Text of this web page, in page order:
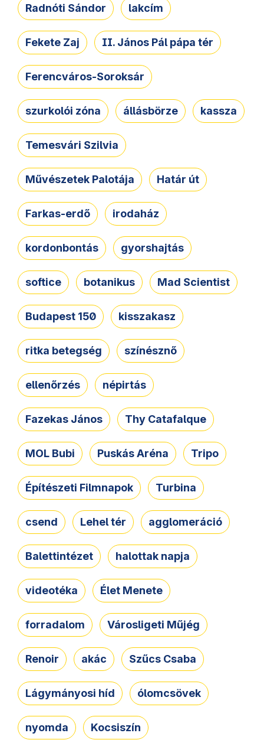
Radnóti Sándor lakcím
Fekete Zaj II. János Pál pápa tér
Ferencváros-Soroksár
szurkolói zóna állásbörze kassza
Temesvári Szilvia
Művészetek Palotája Határ út
Farkas-erdő irodaház
kordonbontás gyorshajtás
softice botanikus Mad Scientist
Budapest 150 kisszakasz
ritka betegség színésznő
ellenőrzés népirtás
Fazekas János Thy Catafalque
MOL Bubi Puskás Aréna Tripo
Építészeti Filmnapok Turbina
csend Lehel tér agglomeráció
Balettintézet halottak napja
videotéka Élet Menete
forradalom Városligeti Műjég
Renoir akác Szűcs Csaba
Lágymányosi híd ólomcsövek
nyomda Kocsiszín